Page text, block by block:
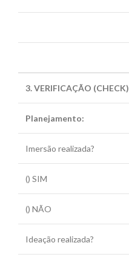
3. VERIFICAÇÃO (CHECK)
Planejamento:
Imersão realizada?
() SIM
() NÃO
Ideação realizada?